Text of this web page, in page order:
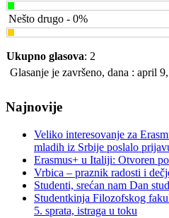
Nešto drugo - 0%
Ukupno glasova: 2
Glasanje je završeno, dana : april
Najnovije
Veliko interesovanje za
mladih iz Srbije poslalo
Erasmus+ u Italiji: Otvoren
Vrbica – praznik radosti i
Studenti, srećan nam Dan
Studentkinja Filozofskog
5. sprata, istraga u toku